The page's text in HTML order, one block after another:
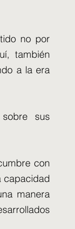
no por
también
a la era
sus
con
capacidad
manera